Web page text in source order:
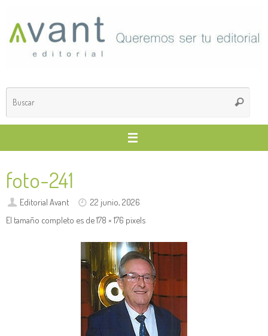
contenido
Buscar
foto-241
Editorial Avant
22 junio, 2026
El tamaño completo es de178 × 176 pixels